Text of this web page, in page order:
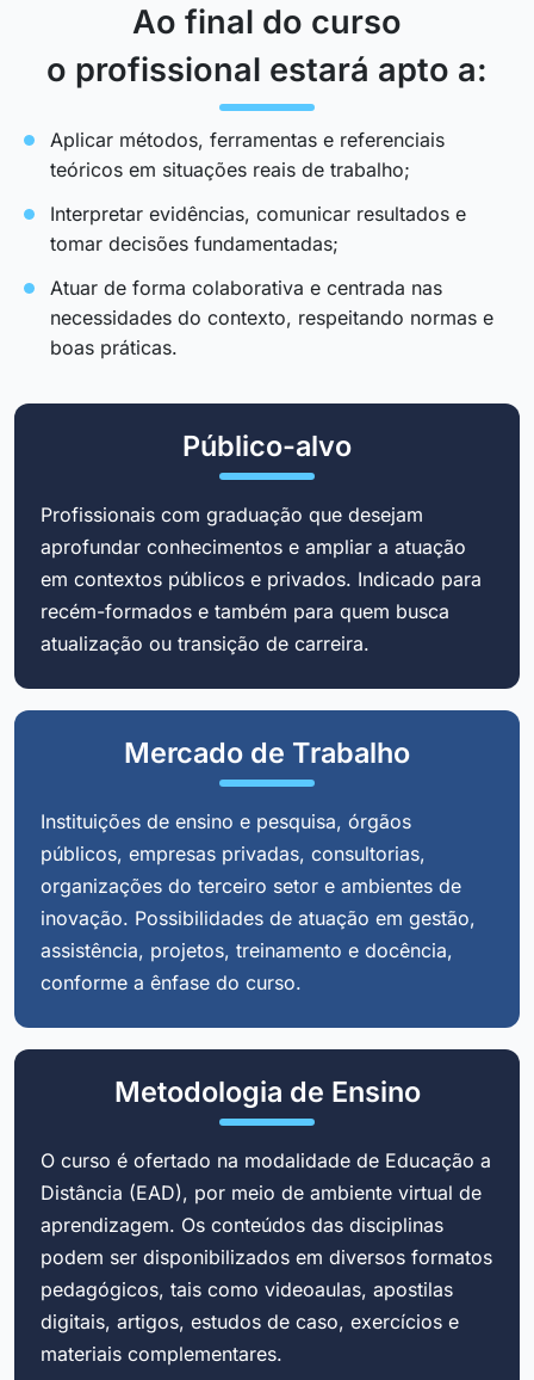
Ao final do curso
o profissional estará apto a:
Aplicar métodos, ferramentas e referenciais
teóricos em situações reais de trabalho;
Interpretar evidências, comunicar resultados e
tomar decisões fundamentadas;
Atuar de forma colaborativa e centrada nas
necessidades do contexto, respeitando normas e
boas práticas.
Público-alvo
Profissionais com graduação que desejam
aprofundar conhecimentos e ampliar a atuação
em contextos públicos e privados. Indicado para
recém-formados e também para quem busca
atualização ou transição de carreira.
Mercado de Trabalho
Instituições de ensino e pesquisa, órgãos
públicos, empresas privadas, consultorias,
organizações do terceiro setor e ambientes de
inovação. Possibilidades de atuação em gestão,
assistência, projetos, treinamento e docência,
conforme a ênfase do curso.
Metodologia de Ensino
O curso é ofertado na modalidade de Educação a
Distância (EAD), por meio de ambiente virtual de
aprendizagem. Os conteúdos das disciplinas
podem ser disponibilizados em diversos formatos
pedagógicos, tais como videoaulas, apostilas
digitais, artigos, estudos de caso, exercícios e
materiais complementares.